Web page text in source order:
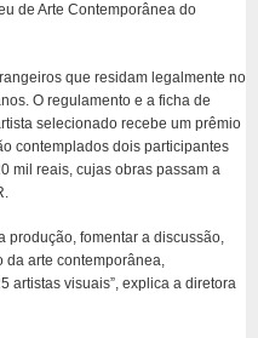
de Arte Contemporânea do
que residam legalmente no
O regulamento e a ficha de
selecionado recebe um prêmio
contemplados dois participantes
mil reais, cujas obras passam a
produção, fomentar a discussão,
da arte contemporânea,
artistas visuais”, explica a diretora